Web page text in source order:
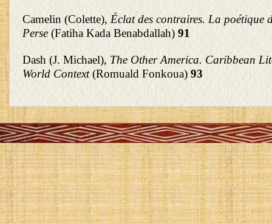
Camelin (Colette), Éclat des contraires. La poétique
Perse (Fatiha Kada Benabdallah) 91
Dash (J. Michael), The Other America. Caribbean
World Context(Romuald Fonkoua) 93